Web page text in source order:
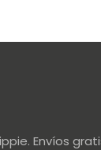
Envíos